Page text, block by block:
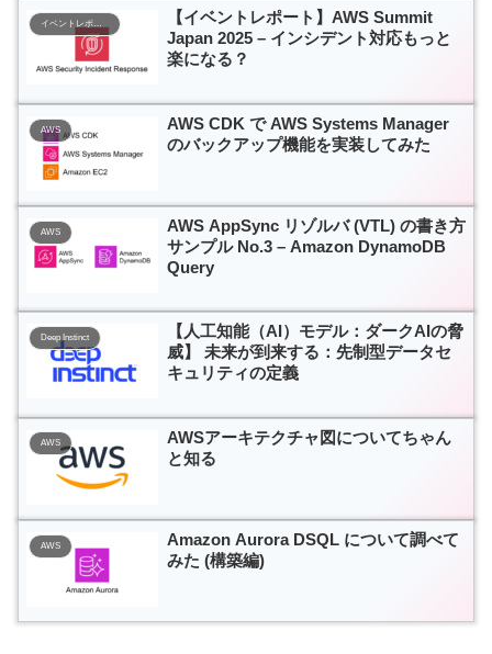
イベントレポート
【イベントレポート】AWS Summit
Japan 2025 – インシデント対応もっと
楽になる？
AWS
AWS CDK で AWS Systems Manager
のバックアップ機能を実装してみた
AWS
AWS AppSync リゾルバ (VTL) の書き方
サンプル No.3 – Amazon DynamoDB
Query
Deep Instinct
【人工知能（AI）モデル：ダークAIの脅
威】 未来が到来する：先制型データセ
キュリティの定義
AWS
AWSアーキテクチャ図についてちゃん
と知る
AWS
Amazon Aurora DSQL について調べて
みた (構築編)